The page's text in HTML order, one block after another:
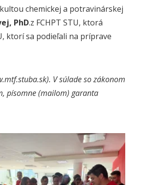
chemickej a potravinárskej
PhD.z FCHPT STU, ktorá
ktorí sa podieľali na príprave
V súlade so zákonom
písomne (mailom) garanta